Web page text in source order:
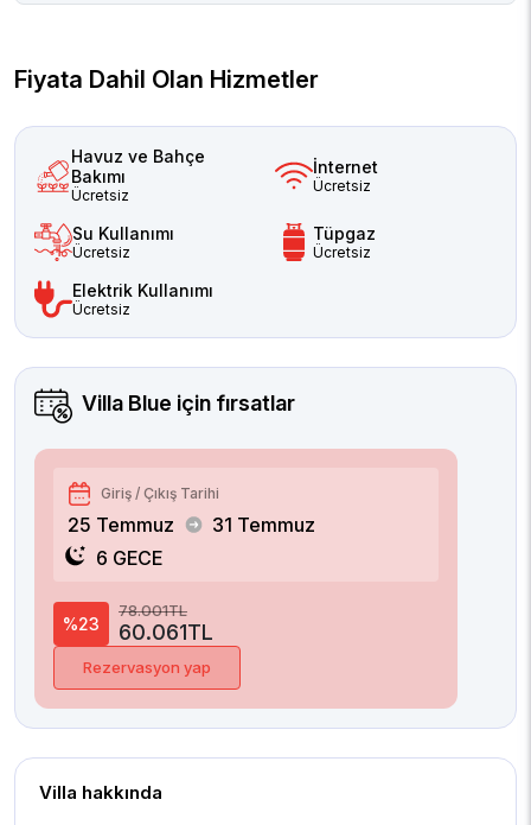
Fiyata Dahil Olan Hizmetler
Havuz ve Bahçe
Bakımı
Ücretsiz
İnternet
Ücretsiz
Su Kullanımı
Ücretsiz
Tüpgaz
Ücretsiz
Elektrik Kullanımı
Ücretsiz
Villa Blue için fırsatlar
Giriş / Çıkış Tarihi
25 Temmuz
31 Temmuz
6 GECE
%23
78.001TL
60.061TL
Rezervasyon yap
Villa hakkında